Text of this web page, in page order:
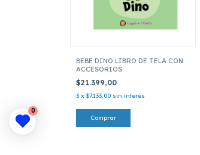
BEBE DINO LIBRO DE TELA CON
ACCESORIOS
$21.399,00
3 x $7.133,00 sin interés
0